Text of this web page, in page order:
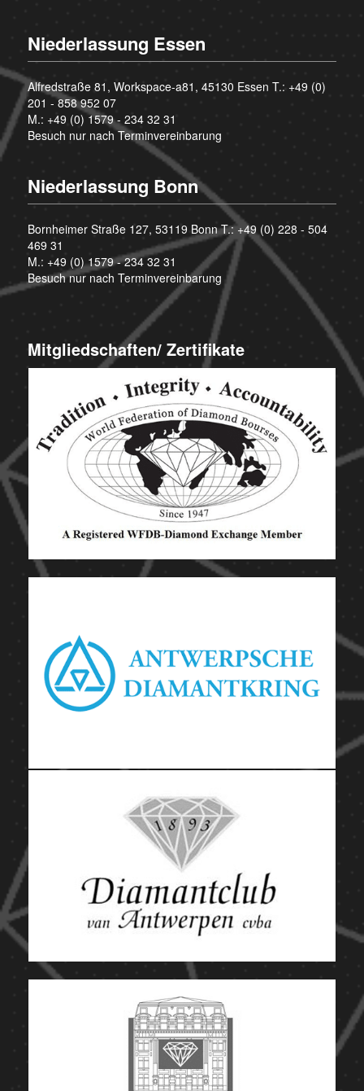
Niederlassung Essen
Alfredstraße 81, Workspace-a81, 45130 Essen T.: +49 (0)
201 - 858 952 07
M.: +49 (0) 1579 - 234 32 31
Besuch nur nach Terminvereinbarung
Niederlassung Bonn
Bornheimer Straße 127, 53119 Bonn T.:+49 (0) 228 - 504
469 31
M.: +49 (0) 1579 - 234 32 31
Besuch nur nach Terminvereinbarung
Mitgliedschaften/ Zertifikate